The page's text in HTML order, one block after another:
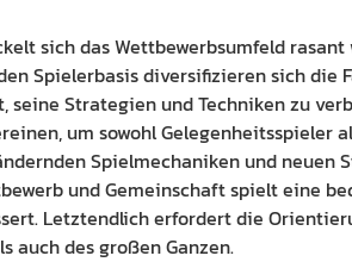
sich das Wettbewerbsumfeld
Spielerbasis diversifizieren sich die
Strategien und Techniken zu
um sowohl
Spielmechaniken und neuen
und Gemeinschaft spielt eine
Letztendlich erfordert die
auch des großen Ganzen.